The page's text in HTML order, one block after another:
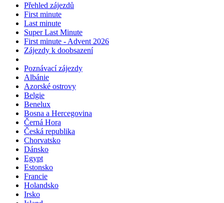
Přehled zájezdů
First minute
Last minute
Super Last Minute
First minute - Advent 2026
Zájezdy k doobsazení
Poznávací zájezdy
Albánie
Azorské ostrovy
Belgie
Benelux
Bosna a Hercegovina
Černá Hora
Česká republika
Chorvatsko
Dánsko
Egypt
Estonsko
Francie
Holandsko
Irsko